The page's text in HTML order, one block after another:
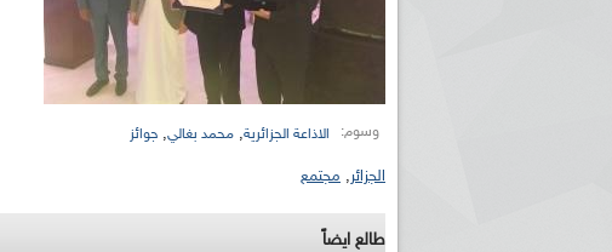
وسوم: الاذاعة الجزائرية, محمد بغالي, جوائز
الجزائر, مجتمع
طالع ايضاً